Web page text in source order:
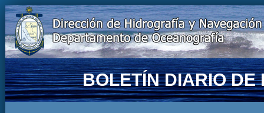
BOLETÍN DIARIO DE